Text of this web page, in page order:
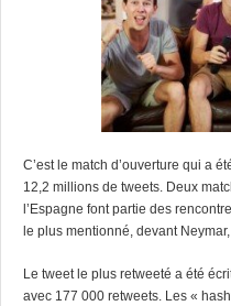
C’est le match d’ouverture qui a
12,2 millions de tweets. Deux
l’Espagne font partie des
le plus mentionné, devant
Le tweet le plus retweeté a été
avec 177 000 retweets. Les «